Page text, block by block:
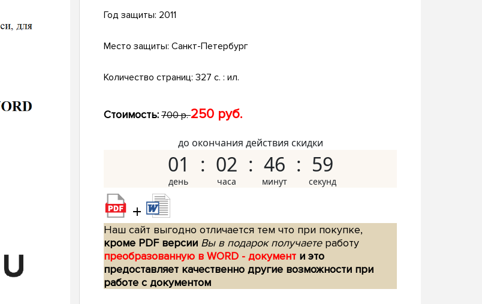
Год защиты: 2011
Место защиты: Санкт-Петербург
Количество страниц: 327 с. : ил.
Стоимость: 700 р.250 руб.
до окончания действия скидки
01 02 46 58
+
Наш сайт выгодно отличается тем что при покупке,
кроме PDF версии Вы в подарок получаетеработу
преобразованную в WORD - документ и это
предоставляет качественно другие возможности при
работе с документом